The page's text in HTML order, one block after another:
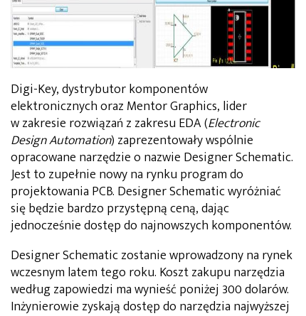
Digi-Key, dystrybutor komponentów
elektronicznych oraz Mentor Graphics, lider
w zakresie rozwiązań z zakresu EDA (Electronic
Design Automation) zaprezentowały wspólnie
opracowane narzędzie o nazwie Designer Schematic.
Jest to zupełnie nowy na rynku program do
projektowania PCB. Designer Schematic wyróżniać
się będzie bardzo przystępną ceną, dając
jednocześnie dostęp do najnowszych komponentów.
Designer Schematic zostanie wprowadzony na rynek
wczesnym latem tego roku. Koszt zakupu narzędzia
według zapowiedzi ma wynieść poniżej 300 dolarów.
Inżynierowie zyskają dostęp do narzędzia najwyższej